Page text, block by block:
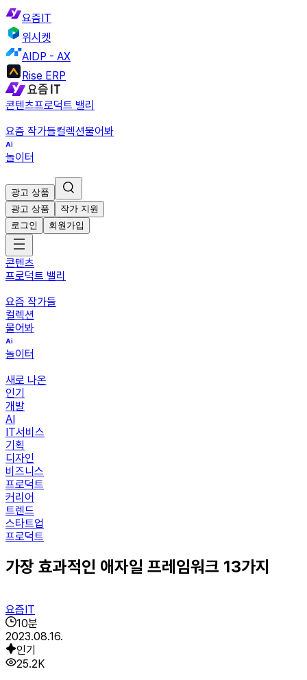
요즘IT
위시켓
AIDP - AX
Rise ERP
콘텐츠프로덕트 밸리
요즘 작가들컬렉션물어봐
놀이터
광고 상품
광고 상품
작가 지원
로그인
회원가입
콘텐츠
프로덕트 밸리
요즘 작가들
컬렉션
물어봐
놀이터
새로 나온
인기
개발
AI
IT서비스
기획
디자인
비즈니스
프로덕트
커리어
트렌드
스타트업
프로덕트
가장 효과적인 애자일 프레임워크 13가지
요즘IT
10분
2023.08.16.
인기
25.2K